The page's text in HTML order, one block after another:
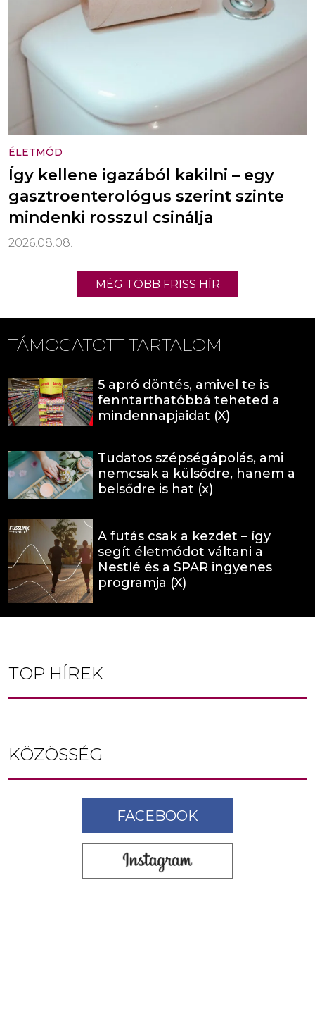
ÉLETMÓD
Így kellene igazából kakilni – egy
gasztroenterológus szerint szinte
mindenki rosszul csinálja
2026.08.08.
MÉG TÖBB FRISS HÍR
TÁMOGATOTT TARTALOM
5 apró döntés, amivel te is
fenntarthatóbbá teheted a
mindennapjaidat (X)
Tudatos szépségápolás, ami
nemcsak a külsődre, hanem a
belsődre is hat (x)
A futás csak a kezdet – így
segít életmódot váltani a
Nestlé és a SPAR ingyenes
programja (X)
TOP HÍREK
KÖZÖSSÉG
FACEBOOK